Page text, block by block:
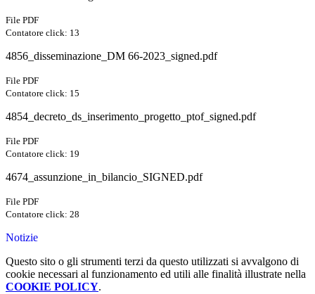
File PDF
Contatore click: 13
4856_disseminazione_DM 66-2023_signed.pdf
File PDF
Contatore click: 15
4854_decreto_ds_inserimento_progetto_ptof_signed.pdf
File PDF
Contatore click: 19
4674_assunzione_in_bilancio_SIGNED.pdf
File PDF
Contatore click: 28
Notizie
Questo sito o gli strumenti terzi da questo utilizzati si avvalgono di
cookie necessari al funzionamento ed utili alle finalità illustrate nella
COOKIE POLICY.